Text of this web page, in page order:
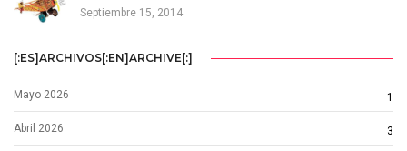
Septiembre 15, 2014
[:ES]ARCHIVOS[:EN]ARCHIVE[:]
Mayo 2026 1
Abril 2026 3